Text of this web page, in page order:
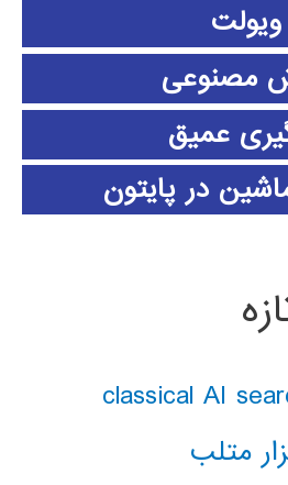
ویولت
مصنوعی
عمیق
در پایتون
متلب